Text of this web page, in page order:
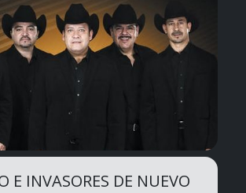
E INVASORES DE NUEVO